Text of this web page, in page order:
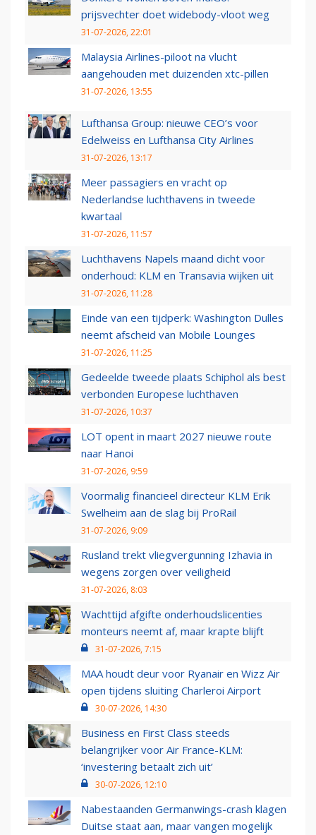
prijsvechter doet widebody-vloot weg
31-07-2026, 22:01
Malaysia Airlines-piloot na vlucht
aangehouden met duizenden xtc-pillen
31-07-2026, 13:55
Lufthansa Group: nieuwe CEO’s voor
Edelweiss en Lufthansa City Airlines
31-07-2026, 13:17
Meer passagiers en vracht op
Nederlandse luchthavens in tweede
kwartaal
31-07-2026, 11:57
Luchthavens Napels maand dicht voor
onderhoud: KLM en Transavia wijken uit
31-07-2026, 11:28
Einde van een tijdperk: Washington Dulles
neemt afscheid van Mobile Lounges
31-07-2026, 11:25
Gedeelde tweede plaats Schiphol als best
verbonden Europese luchthaven
31-07-2026, 10:37
LOT opent in maart 2027 nieuwe route
naar Hanoi
31-07-2026, 9:59
Voormalig financieel directeur KLM Erik
Swelheim aan de slag bij ProRail
31-07-2026, 9:09
Rusland trekt vliegvergunning Izhavia in
wegens zorgen over veiligheid
31-07-2026, 8:03
Wachttijd afgifte onderhoudslicenties
monteurs neemt af, maar krapte blijft
31-07-2026, 7:15
MAA houdt deur voor Ryanair en Wizz Air
open tijdens sluiting Charleroi Airport
30-07-2026, 14:30
Business en First Class steeds
belangrijker voor Air France-KLM:
‘investering betaalt zich uit’
30-07-2026, 12:10
Nabestaanden Germanwings-crash klagen
Duitse staat aan, maar vangen mogelijk